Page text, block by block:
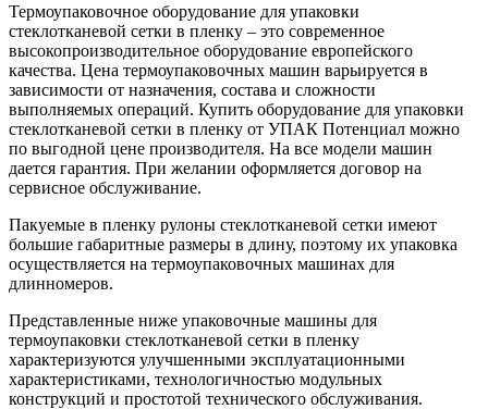
Термоупаковочное оборудование для упаковки
стеклотканевой сетки в пленку – это современное
высокопроизводительное оборудование европейского
качества. Цена термоупаковочных машин варьируется в
зависимости от назначения, состава и сложности
выполняемых операций. Купить оборудование для упаковки
стеклотканевой сетки в пленку от УПАК Потенциал можно
по выгодной цене производителя. На все модели машин
дается гарантия. При желании оформляется договор на
сервисное обслуживание.
Пакуемые в пленку рулоны стеклотканевой сетки имеют
большие габаритные размеры в длину, поэтому их упаковка
осуществляется на термоупаковочных машинах для
длинномеров.
Представленные ниже упаковочные машины для
термоупаковки стеклотканевой сетки в пленку
характеризуются улучшенными эксплуатационными
характеристиками, технологичностью модульных
конструкций и простотой технического обслуживания.